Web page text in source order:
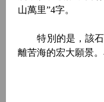
山萬里”4字。
特別的是，該石
離苦海的宏大願景